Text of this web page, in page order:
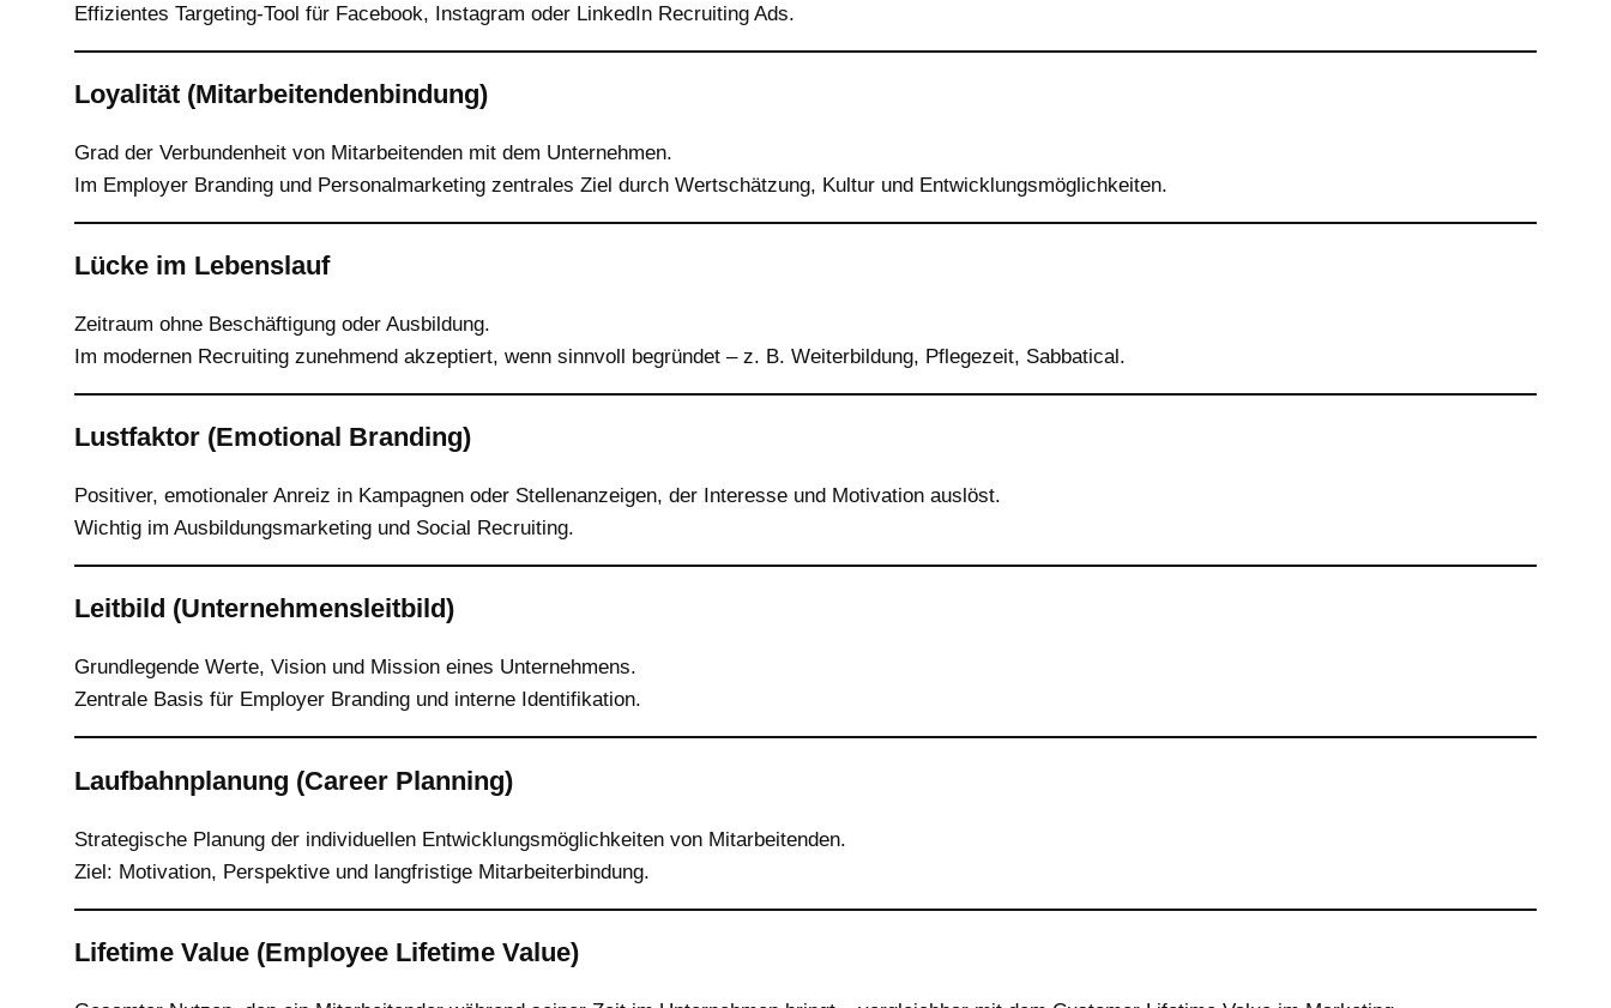
Effizientes Targeting-Tool für Facebook, Instagram oder LinkedIn Recruiting Ads.
Loyalität (Mitarbeitendenbindung)
Grad der Verbundenheit von Mitarbeitenden mit dem Unternehmen.
Im Employer Branding und Personalmarketing zentrales Ziel durch Wertschätzung, Kultur und Entwicklungsmöglichkeiten.
Lücke im Lebenslauf
Zeitraum ohne Beschäftigung oder Ausbildung.
Im modernen Recruiting zunehmend akzeptiert, wenn sinnvoll begründet – z. B. Weiterbildung, Pflegezeit, Sabbatical.
Lustfaktor (Emotional Branding)
Positiver, emotionaler Anreiz in Kampagnen oder Stellenanzeigen, der Interesse und Motivation auslöst.
Wichtig im Ausbildungsmarketing und Social Recruiting.
Leitbild (Unternehmensleitbild)
Grundlegende Werte, Vision und Mission eines Unternehmens.
Zentrale Basis für Employer Branding und interne Identifikation.
Laufbahnplanung (Career Planning)
Strategische Planung der individuellen Entwicklungsmöglichkeiten von Mitarbeitenden.
Ziel: Motivation, Perspektive und langfristige Mitarbeiterbindung.
Lifetime Value (Employee Lifetime Value)